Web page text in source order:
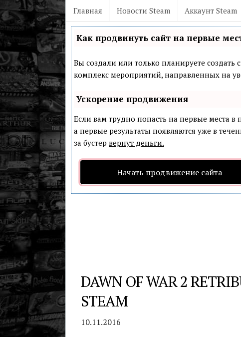
Главная Новости Steam Аккаунт Steam
Как продвинуть сайт на первые
Вы создали или только планируете создать
комплекс мероприятий, направленных на
Ускорение продвижения
Если вам трудно попасть на первые места в
а первые результаты появляются уже в
за бустер вернут деньги.
Начать продвижение сайта
DAWN OF WAR 2
STEAM
10.11.2016